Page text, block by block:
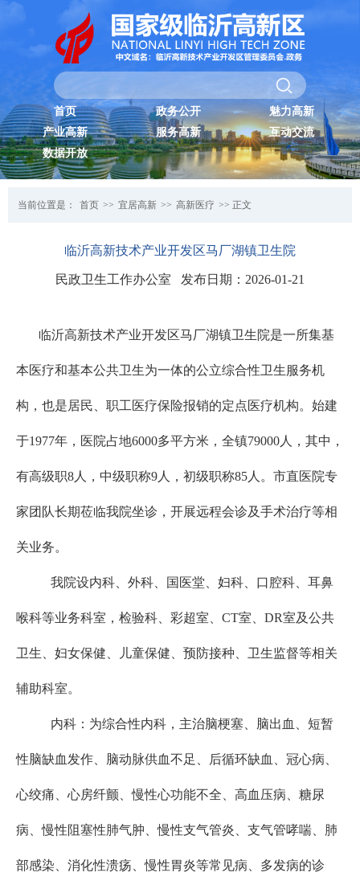
首页 政务公开
魅力高新
产业高新
服务高新
互动交流
数据开放
当前位置是： 首页 >> 宜居高新 >> 高新医疗 >> 正文
临沂高新技术产业开发区马厂湖镇卫生院
民政卫生工作办公室 发布日期：2026-01-21
临沂高新技术产业开发区马厂湖镇卫生院是一所集基
本医疗和基本公共卫生为一体的公立综合性卫生服务机
构 ， 也是居民 职工医疗保险报销的定点医疗机构。始建
于1977年， 医院占地6000多平方米， 全镇79000人，其中，
有高级职8人，中级职称9人， 初级职称85人。 市直医院专
家团队长期莅临我院坐诊，开展远程会诊及手术治疗等相
关业务。
我院设内科、外科、 国医堂 、妇科、 口腔科 耳鼻
喉科等业务科室 ， 检验科、彩超室、 CT室、DR室及公共
卫生、妇女保健、儿童保健、预防接种、卫生监督等相关
辅助科室。
内科：为综合性内科，主治脑梗塞、脑出血、短暂
性脑缺血发作、脑动脉供血不足、后循环缺血、冠心病、
心绞痛、心房纤颤、慢性心功能不全、高血压病、糖尿
病、慢性阻塞性肺气肿、慢性支气管炎、支气管哮喘、肺
部感染、消化性溃疡、慢性胃炎等常见病、多发病的诊